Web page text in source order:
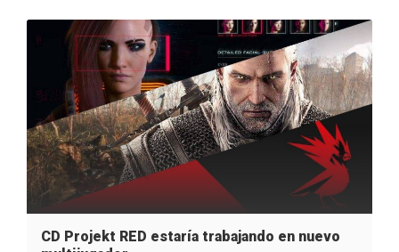
CD Projekt RED estaría trabajando en nuevo